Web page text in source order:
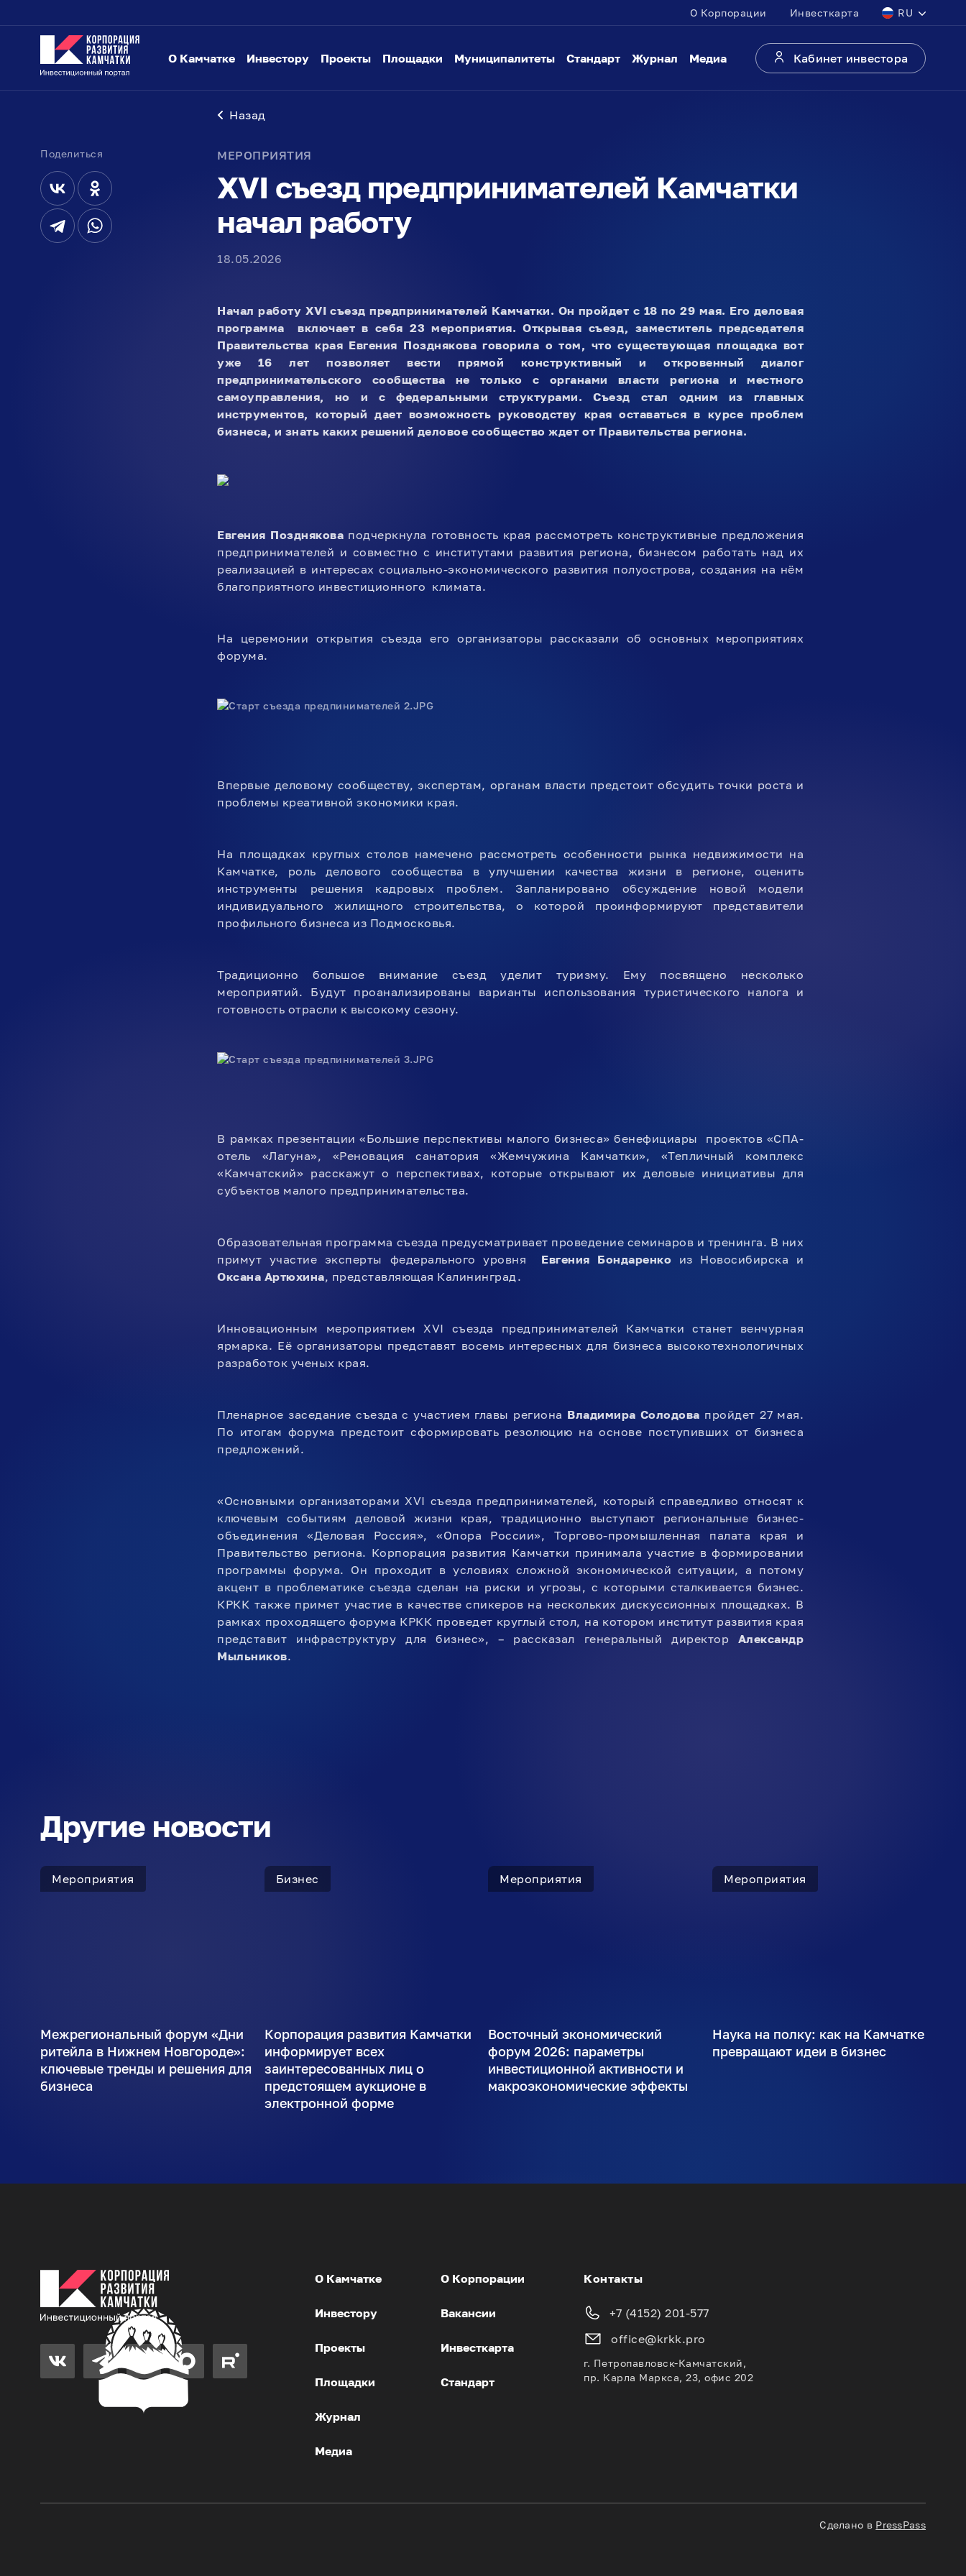
О Корпорации Инвесткарта RU
О Камчатке Инвестору Проекты Площадки Муниципалитеты Стандарт Журнал Медиа Кабинет инвестора
Поделиться
Назад
МЕРОПРИЯТИЯ
XVI съезд предпринимателей Камчатки
начал работу
18.05.2026
Начал работу XVI съезд предпринимателей Камчатки. Он пройдет с 18 по 29 мая. Его деловая
программа включает в себя 23 мероприятия. Открывая съезд, заместитель председателя
Правительства края Евгения Позднякова говорила о том, что существующая площадка вот
уже 16 лет позволяет вести прямой конструктивный и откровенный диалог
предпринимательского сообщества не только с органами власти региона и местного
самоуправления, но и с федеральными структурами. Съезд стал одним из главных
инструментов, который дает возможность руководству края оставаться в курсе проблем
бизнеса, и знать каких решений деловое сообщество ждет от Правительства региона.
Евгения Позднякова подчеркнула готовность края рассмотреть конструктивные предложения
предпринимателей и совместно с институтами развития региона, бизнесом работать над их
реализацией в интересах социально-экономического развития полуострова, создания на нём
благоприятного инвестиционного климата.
На церемонии открытия съезда его организаторы рассказали об основных мероприятиях
форума.
Впервые деловому сообществу, экспертам, органам власти предстоит обсудить точки роста и
проблемы креативной экономики края.
На площадках круглых столов намечено рассмотреть особенности рынка недвижимости на
Камчатке, роль делового сообщества в улучшении качества жизни в регионе, оценить
инструменты решения кадровых проблем. Запланировано обсуждение новой модели
индивидуального жилищного строительства, о которой проинформируют представители
профильного бизнеса из Подмосковья.
Традиционно большое внимание съезд уделит туризму. Ему посвящено несколько
мероприятий. Будут проанализированы варианты использования туристического налога и
готовность отрасли к высокому сезону.
В рамках презентации «Большие перспективы малого бизнеса» бенефициары проектов «СПА-
отель «Лагуна», «Реновация санатория «Жемчужина Камчатки», «Тепличный комплекс
«Камчатский» расскажут о перспективах, которые открывают их деловые инициативы для
субъектов малого предпринимательства.
Образовательная программа съезда предусматривает проведение семинаров и тренинга. В них
примут участие эксперты федерального уровня Евгения Бондаренко из Новосибирска и
Оксана Артюхина, представляющая Калининград.
Инновационным мероприятием XVI съезда предпринимателей Камчатки станет венчурная
ярмарка. Её организаторы представят восемь интересных для бизнеса высокотехнологичных
разработок ученых края.
Пленарное заседание съезда с участием главы региона Владимира Солодова пройдет 27 мая.
По итогам форума предстоит сформировать резолюцию на основе поступивших от бизнеса
предложений.
«Основными организаторами XVI съезда предпринимателей, который справедливо относят к
ключевым событиям деловой жизни края, традиционно выступают региональные бизнес-
объединения «Деловая Россия», «Опора России», Торгово-промышленная палата края и
Правительство региона. Корпорация развития Камчатки принимала участие в формировании
программы форума. Он проходит в условиях сложной экономической ситуации, а потому
акцент в проблематике съезда сделан на риски и угрозы, с которыми сталкивается бизнес.
КРКК также примет участие в качестве спикеров на нескольких дискуссионных площадках. В
рамках проходящего форума КРКК проведет круглый стол, на котором институт развития края
представит инфраструктуру для бизнес», – рассказал генеральный директор Александр
Мыльников.
Другие новости
Мероприятия
Межрегиональный форум «Дни
ритейла в Нижнем Новгороде»:
ключевые тренды и решения для
бизнеса
Бизнес
Корпорация развития Камчатки
информирует всех
заинтересованных лиц о
предстоящем аукционе в
электронной форме
Мероприятия
Восточный экономический
форум 2026: параметры
инвестиционной активности и
макроэкономические эффекты
Мероприятия
Наука на полку: как на Камчатке
превращают идеи в бизнес
О Камчатке
Инвестору
Проекты
Площадки
Журнал
Медиа
О Корпорации
Вакансии
Инвесткарта
Стандарт
Контакты
+7 (4152) 201-577
office@krkk.pro
г. Петропавловск-Камчатский,
пр. Карла Маркса, 23, офис 202
Сделано в PressPass